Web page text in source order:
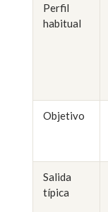
Perfil
habitual
Objetivo
Salida
típica